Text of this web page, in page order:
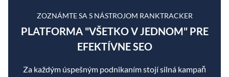
ZOZNÁMTE SA S NÁSTROJOM RANKTRACKER
PLATFORMA "VŠETKO V JEDNOM" PRE
EFEKTÍVNE SEO
Za každým úspešným podnikaním stojí silná kampaň